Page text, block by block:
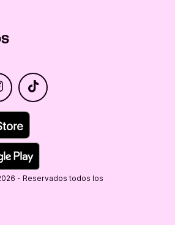
- Reservados todos los